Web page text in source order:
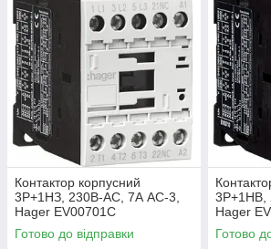
Контактор корпусний
3P+1НЗ, 230В-АС, 7А AC-3,
Hager EV00701C
Готово до відправки
3P+1НВ,
Hager
Готово